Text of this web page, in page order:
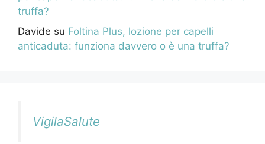
truffa?
Davide su Foltina Plus, lozione per capelli
anticaduta: funziona davvero o è una truffa?
VigilaSalute